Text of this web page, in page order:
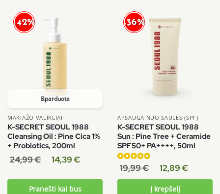
-42%
Išparduota
MAKIAŽO VALIKLIAI
K-SECRET SEOUL 1988
Cleansing Oil : Pine Cica 1%
+ Probiotics, 200ml
24,99€ 14,39€
Pranešti kai bus
-36%
APSAUGA NUO SAULĖS (SPF)
K-SECRET SEOUL 1988
Sun : Pine Tree + Ceramide
SPF50+ PA++++, 50ml
Įvertinimas:
5.00
19,99€ 12,89€
Į krepšelį